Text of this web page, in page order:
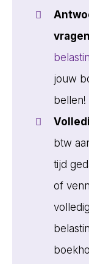
vragen
jouw
bellen!
btw
tijd
of